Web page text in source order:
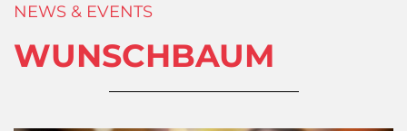
NEWS & EVENTS
WUNSCHBAUM